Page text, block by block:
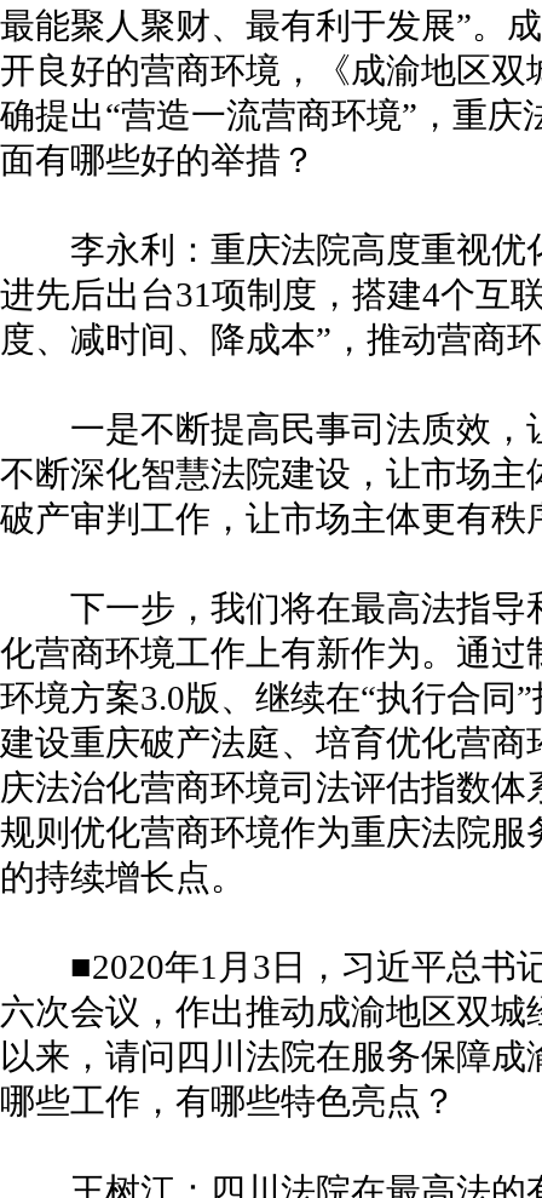
最能聚人聚财、最有利于发展”。
开良好的营商环境，《成渝地区
确提出“营造一流营商环境”，重
面有哪些好的举措？
李永利：重庆法院高度重视优
进先后出台31项制度，搭建4个互
度、减时间、降成本”，推动营商
一是不断提高民事司法质效，
不断深化智慧法院建设，让市场
破产审判工作，让市场主体更有秩
下一步，我们将在最高法指导
化营商环境工作上有新作为。通
环境方案3.0版、继续在“执行合同
建设重庆破产法庭、培育优化营
庆法治化营商环境司法评估指数
规则优化营商环境作为重庆法院
的持续增长点。
■2020年1月3日，习近平总书
六次会议，作出推动成渝地区双
以来，请问四川法院在服务保障
哪些工作，有哪些特色亮点？